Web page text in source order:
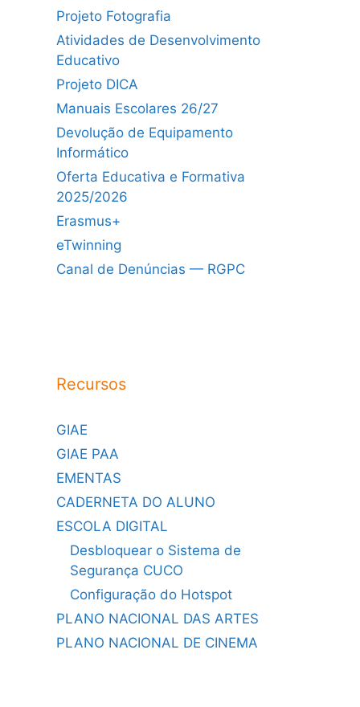
Projeto Fotografia
Atividades de Desenvolvimento
Educativo
Projeto DICA
Manuais Escolares 26/27
Devolução de Equipamento
Informático
Oferta Educativa e Formativa
2025/2026
Erasmus+
eTwinning
Canal de Denúncias — RGPC
Recursos
GIAE
GIAE PAA
EMENTAS
CADERNETA DO ALUNO
ESCOLA DIGITAL
Desbloquear o Sistema de
Segurança CUCO
Configuração do Hotspot
PLANO NACIONAL DAS ARTES
PLANO NACIONAL DE CINEMA